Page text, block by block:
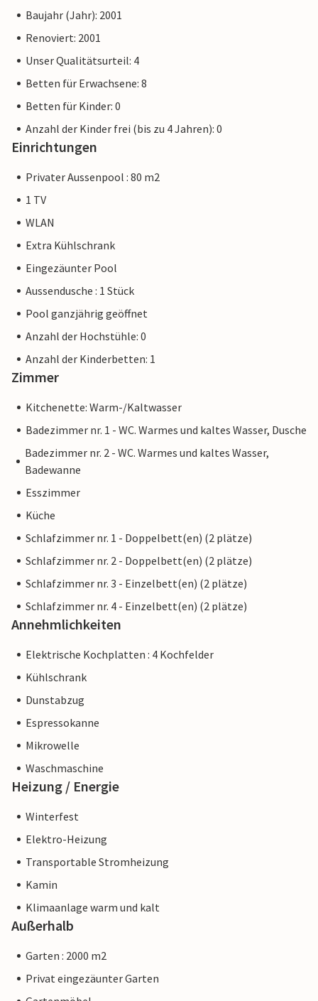
Baujahr (Jahr): 2001
Renoviert: 2001
Unser Qualitätsurteil: 4
Betten für Erwachsene: 8
Betten für Kinder: 0
Anzahl der Kinder frei (bis zu 4 Jahren): 0
Einrichtungen
Privater Aussenpool : 80 m2
1 TV
WLAN
Extra Kühlschrank
Eingezäunter Pool
Aussendusche : 1 Stück
Pool ganzjährig geöffnet
Anzahl der Hochstühle: 0
Anzahl der Kinderbetten: 1
Zimmer
Kitchenette: Warm-/Kaltwasser
Badezimmer nr. 1 - WC. Warmes und kaltes Wasser, Dusche
Badezimmer nr. 2 - WC. Warmes und kaltes Wasser,
Badewanne
Esszimmer
Küche
Schlafzimmer nr. 1 - Doppelbett(en) (2 plätze)
Schlafzimmer nr. 2 - Doppelbett(en) (2 plätze)
Schlafzimmer nr. 3 - Einzelbett(en) (2 plätze)
Schlafzimmer nr. 4 - Einzelbett(en) (2 plätze)
Annehmlichkeiten
Elektrische Kochplatten : 4 Kochfelder
Kühlschrank
Dunstabzug
Espressokanne
Mikrowelle
Waschmaschine
Heizung / Energie
Winterfest
Elektro-Heizung
Transportable Stromheizung
Kamin
Klimaanlage warm und kalt
Außerhalb
Garten : 2000 m2
Privat eingezäunter Garten